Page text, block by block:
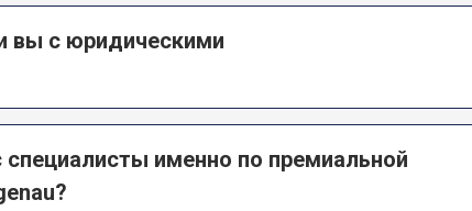
вы с юридическими
специалисты именно по премиальной